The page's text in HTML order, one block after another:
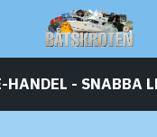
HANDEL - SNABBA